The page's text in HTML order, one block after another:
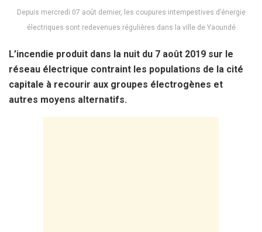
Depuis mercredi 07 août dernier, les coupures intempestives d’énergie
électriques sont redevenues régulières dans la ville de Yaoundé
L’incendie produit dans la nuit du 7 août 2019 sur le
réseau électrique contraint les populations de la cité
capitale à recourir aux groupes électrogènes et
autres moyens alternatifs.